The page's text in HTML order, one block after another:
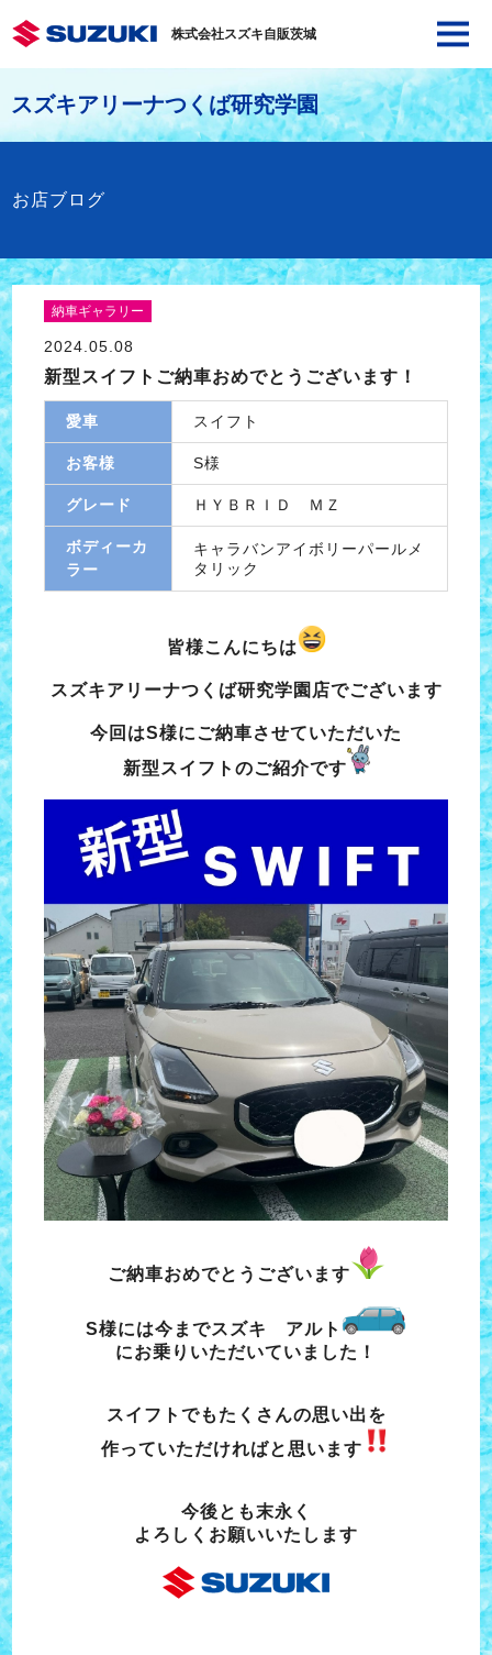
株式会社スズキ自販茨城
スズキアリーナつくば研究学園
お店ブログ
納車ギャラリー
2024.05.08
新型スイフトご納車おめでとうございます！
愛車 スイフト
お客様 S様
グレード ＨＹＢＲＩＤ ＭＺ
ボディーカ
ラー
キャラバンアイボリーパールメ
タリック
皆様こんにちは
スズキアリーナつくば研究学園店でございます
今回はS様にご納車させていただいた
新型スイフトのご紹介です
ご納車おめでとうございます
S様には今までスズキ アルト
にお乗りいただいていました！
スイフトでもたくさんの思い出を
作っていただければと思います
今後とも末永く
よろしくお願いいたします